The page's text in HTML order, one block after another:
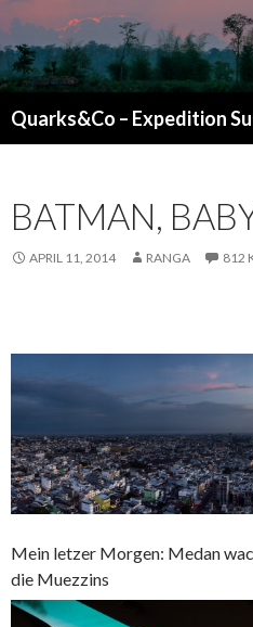
Quarks&Co – Expedition
BATMAN,
APRIL 11, 2014 RANGA 812
Mein letzer Morgen: Medan
die Muezzins